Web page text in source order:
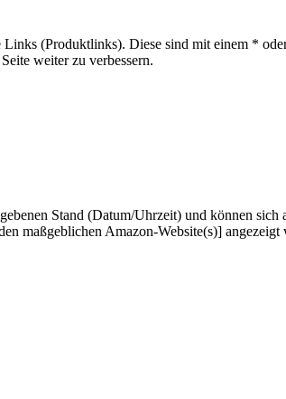
(Produktlinks). Diese sind mit einem *
weiter zu verbessern.
Stand (Datum/Uhrzeit) und können
maßgeblichen Amazon-Website(s)] angezeigt